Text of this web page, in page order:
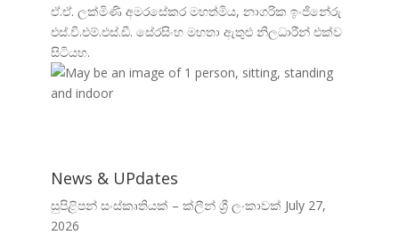
ඒ.ඒ. ලක්මිණි අමරසේකර මහත්මිය, නාගරික ඉංජිනේරු
එස්.වී.එම්.එස්.ඩී. සේරසිංහ මහතා ඇතුළු නිලධාරීන් එක්ව
සිටියහ.
News & UPdates
සුපිළිපන් සංස්කෘතියක් – ක්ලීන් ශ්‍රී ලංකාවක් July 27,
2026